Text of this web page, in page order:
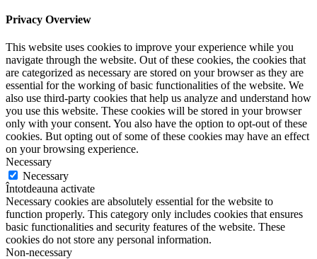
Privacy Overview
This website uses cookies to improve your experience while you
navigate through the website. Out of these cookies, the cookies that
are categorized as necessary are stored on your browser as they are
essential for the working of basic functionalities of the website. We
also use third-party cookies that help us analyze and understand how
you use this website. These cookies will be stored in your browser
only with your consent. You also have the option to opt-out of these
cookies. But opting out of some of these cookies may have an effect
on your browsing experience.
Necessary
Necessary
Întotdeauna activate
Necessary cookies are absolutely essential for the website to
function properly. This category only includes cookies that ensures
basic functionalities and security features of the website. These
cookies do not store any personal information.
Non-necessary